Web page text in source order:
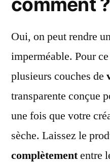
Oui, on peut rendre
imperméable. Pour
plusieurs couches de
transparente conçue
une fois que votre
sèche. Laissez le
complètemententre